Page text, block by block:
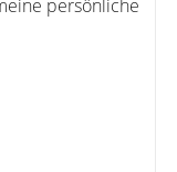
persönliche